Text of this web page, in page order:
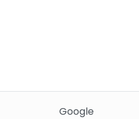
Google